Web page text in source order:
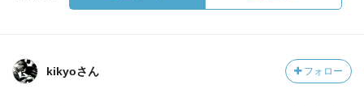
kikyoさん フォロー